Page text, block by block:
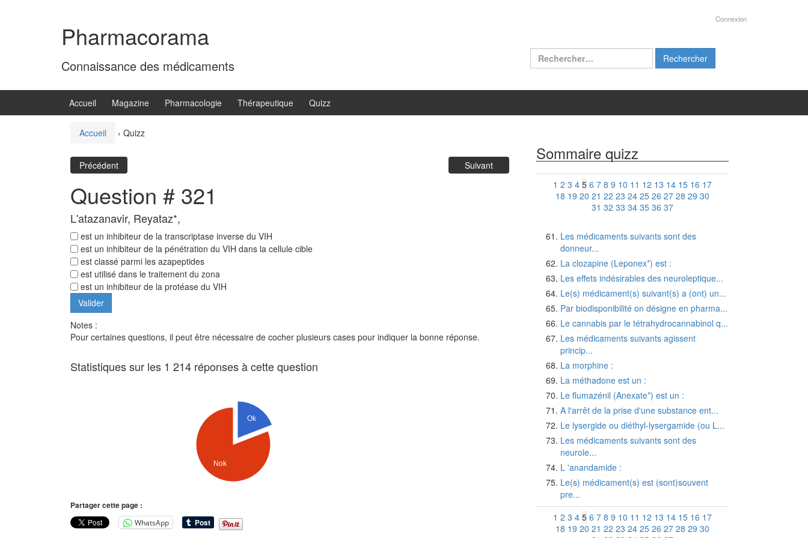
Pharmacorama
Connaissance des médicaments
Connexion
Rechercher :
Accueil Magazine Pharmacologie Thérapeutique Quizz
Accueil › Quizz
Précédent Suivant
Question # 321
L'atazanavir, Reyataz*,
est un inhibiteur de la transcriptase inverse du VIH
est un inhibiteur de la pénétration du VIH dans la cellule cible
est classé parmi les azapeptides
est utilisé dans le traitement du zona
est un inhibiteur de la protéase du VIH
Notes :
Pour certaines questions, il peut être nécessaire de cocher plusieurs cases pour indiquer la bonne réponse.
Statistiques sur les 1 214 réponses à cette question
Ok
Nok
Partager cette page :
WhatsApp
Sommaire quizz
1 2 3 4 5 6 7 8 9 10 11 12 13 14 15 16 17
18 19 20 21 22 23 24 25 26 27 28 29 30
31 32 33 34 35 36 37
Les médicaments suivants sont des
donneur...
La clozapine (Leponex*) est :
Les effets indésirables des neuroleptique...
Le(s) médicament(s) suivant(s) a (ont) un...
Par biodisponibilité on désigne en pharma...
Le cannabis par le tétrahydrocannabinol q...
Les médicaments suivants agissent
princip...
La morphine :
La méthadone est un :
Le flumazénil (Anexate*) est un :
A l'arrêt de la prise d'une substance ent...
Le lysergide ou diéthyl-lysergamide (ou L...
Les médicaments suivants sont des
neurole...
L 'anandamide :
Le(s) médicament(s) est (sont)souvent
pre...
1 2 3 4 5 6 7 8 9 10 11 12 13 14 15 16 17
18 19 20 21 22 23 24 25 26 27 28 29 30